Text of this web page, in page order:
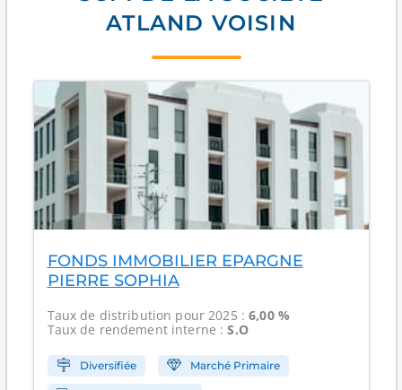
ATLAND VOISIN
FONDS IMMOBILIER EPARGNE
PIERRE SOPHIA
Taux de distribution pour 2025 :6,00 %
Taux de rendement interne :S.O
Diversifiée Marché Primaire